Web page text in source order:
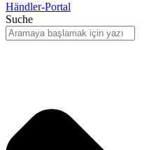
Händler-Portal
Suche